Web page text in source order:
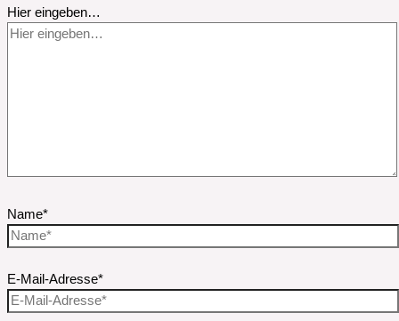
Hier eingeben…
Name*
E-Mail-Adresse*